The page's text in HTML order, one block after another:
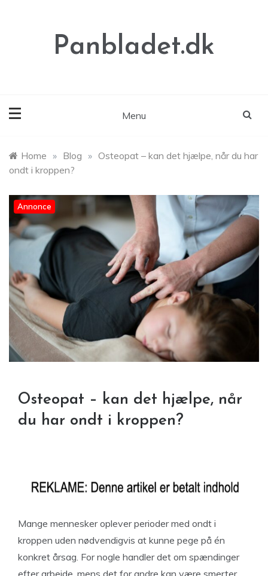
Panbladet.dk
Menu
Home » Blog » Osteopat – kan det hjælpe, når du har
ondt i kroppen?
Annonce
Osteopat – kan det hjælpe, når
du har ondt i kroppen?
Mange mennesker oplever perioder med ondt i
kroppen uden nødvendigvis at kunne pege på én
konkret årsag. For nogle handler det om spændinger
efter arbejde, mens det for andre kan være smerter,